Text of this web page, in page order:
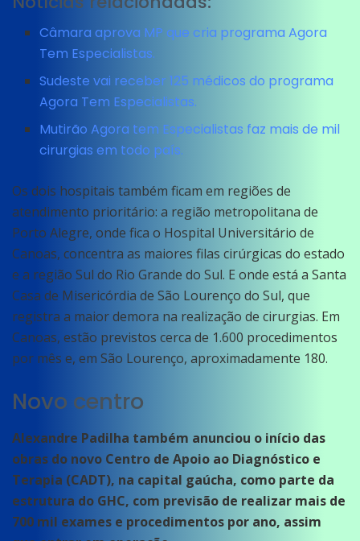
Câmara aprova MP que cria programa Agora
Tem Especialistas.
Sudeste vai receber 125 médicos do programa
Agora Tem Especialistas.
Mutirão Agora tem Especialistas faz mais de mil
cirurgias em todo país.
Os dois hospitais também ficam em regiões de
atendimento prioritário: a região metropolitana de
Porto Alegre, onde fica o Hospital Universitário de
Canoas, concentra as maiores filas cirúrgicas do estado
e a região Sul do Rio Grande do Sul. E onde está a Santa
Casa de Misericórdia de São Lourenço do Sul, que
registra a maior demora na realização de cirurgias. Em
Canoas, estão previstos cerca de 1.600 procedimentos
por mês e, em São Lourenço, aproximadamente 180.
Novo centro
Alexandre Padilha também anunciou o início das
obras do novo Centro de Apoio ao Diagnóstico e
Terapia (CADT), na capital gaúcha, como parte da
estrutura do GHC, com previsão de realizar mais de
700 mil exames e procedimentos por ano, assim